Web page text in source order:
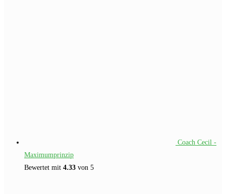
Coach Cecil -
Maximumprinzip
Bewertet mit 4.33 von 5